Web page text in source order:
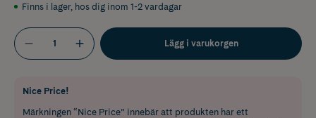
Finns i lager, hos dig inom 1-2 vardagar
Lägg i varukorgen
Nice Price!
Märkningen “Nice Price” innebär att produkten har ett